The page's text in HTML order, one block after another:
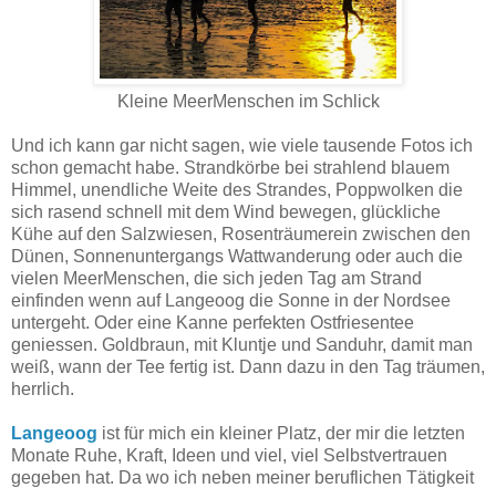
Kleine MeerMenschen im Schlick
Und ich kann gar nicht sagen, wie viele tausende Fotos ich
schon gemacht habe. Strandkörbe bei strahlend blauem
Himmel, unendliche Weite des Strandes, Poppwolken die
sich rasend schnell mit dem Wind bewegen, glückliche
Kühe auf den Salzwiesen, Rosenträumerein zwischen den
Dünen, Sonnenuntergangs Wattwanderung oder auch die
vielen MeerMenschen, die sich jeden Tag am Strand
einfinden wenn auf Langeoog die Sonne in der Nordsee
untergeht. Oder eine Kanne perfekten Ostfriesentee
geniessen. Goldbraun, mit Kluntje und Sanduhr, damit man
weiß, wann der Tee fertig ist. Dann dazu in den Tag träumen,
herrlich.
Langeoog ist für mich ein kleiner Platz, der mir die letzten
Monate Ruhe, Kraft, Ideen und viel, viel Selbstvertrauen
gegeben hat. Da wo ich neben meiner beruflichen Tätigkeit